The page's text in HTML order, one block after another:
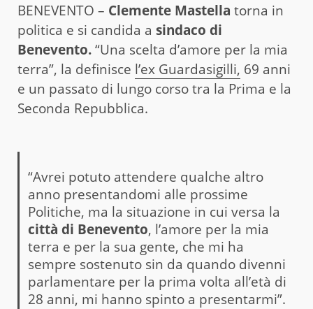
BENEVENTO – Clemente Mastella torna in
politica e si candida a sindaco di
Benevento.“Una scelta d’amore per la mia
terra”, la definisce l’ex Guardasigilli, 69 anni
e un passato di lungo corso tra la Prima e la
Seconda Repubblica.
“Avrei potuto attendere qualche altro
anno presentandomi alle prossime
Politiche, ma la situazione in cui versa la
città di Benevento, l’amore per la mia
terra e per la sua gente, che mi ha
sempre sostenuto sin da quando divenni
parlamentare per la prima volta all’età di
28 anni, mi hanno spinto a presentarmi”.